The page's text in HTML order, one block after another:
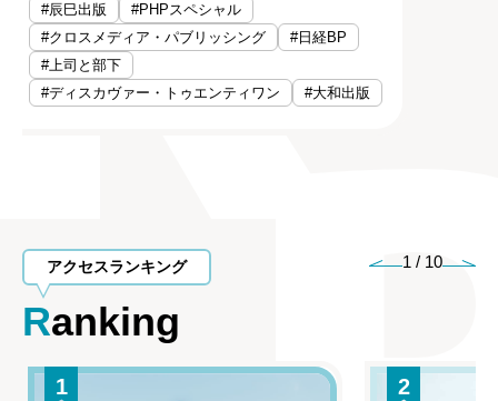
#辰巳出版
#PHPスペシャル
#クロスメディア・パブリッシング
#日経BP
#上司と部下
#ディスカヴァー・トゥエンティワン
#大和出版
アクセスランキング
Ranking
1 / 10
1 2